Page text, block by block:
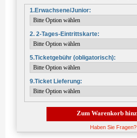
1.Erwachsene/Junior:
2. 2-Tages-Eintrittskarte:
5.Ticketgebühr (obligatorisch):
9.Ticket Lieferung:
Zum Warenkorb hinzu
Haben Sie Fragen?